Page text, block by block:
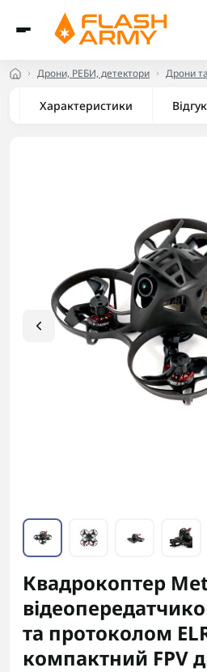
Дрони, РЕБИ, детектори Дрони
Характеристики
Квадрокоптер
та протоколом
компактний FPV